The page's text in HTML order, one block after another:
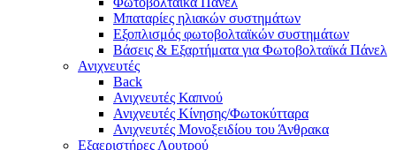
Μπαταρίες ηλιακών συστημάτων
Εξοπλισμός φωτοβολταϊκών συστημάτων
Βάσεις & Εξαρτήματα για Φωτοβολταϊκά Πάνελ
Ανιχνευτές
Back
Ανιχνευτές Καπνού
Ανιχνευτές Κίνησης/Φωτοκύτταρα
Ανιχνευτές Μονοξειδίου του Άνθρακα
Εξαεριστήρες Λουτρού